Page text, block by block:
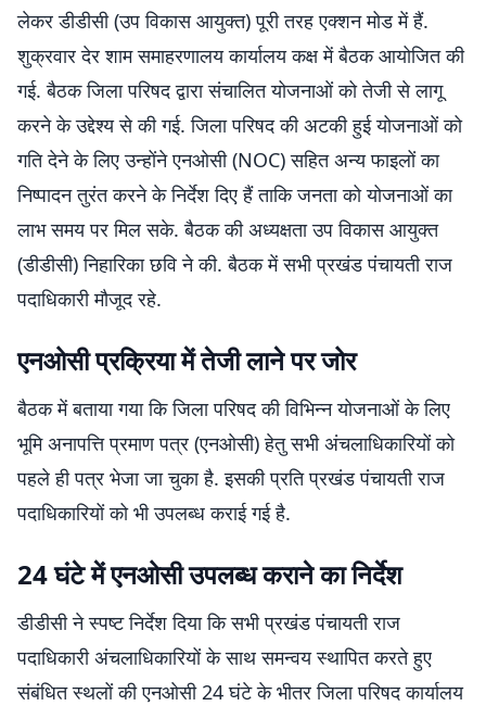
लेकर डीडीसी (उप विकास आयुक्त) पूरी तरह एक्शन मोड में हैं.
शुक्रवार देर शाम समाहरणालय कार्यालय कक्ष में बैठक आयोजित की
गई. बैठक जिला परिषद द्वारा संचालित योजनाओं को तेजी से लागू
करने के उद्देश्य से की गई. जिला परिषद की अटकी हुई योजनाओं को
गति देने के लिए उन्होंने एनओसी (NOC) सहित अन्य फाइलों का
निष्पादन तुरंत करने के निर्देश दिए हैं ताकि जनता को योजनाओं का
लाभ समय पर मिल सके. बैठक की अध्यक्षता उप विकास आयुक्त
(डीडीसी) निहारिका छवि ने की. बैठक में सभी प्रखंड पंचायती राज
पदाधिकारी मौजूद रहे.
एनओसी प्रक्रिया में तेजी लाने पर जोर
बैठक में बताया गया कि जिला परिषद की विभिन्न योजनाओं के लिए
भूमि अनापत्ति प्रमाण पत्र (एनओसी) हेतु सभी अंचलाधिकारियों को
पहले ही पत्र भेजा जा चुका है. इसकी प्रति प्रखंड पंचायती राज
पदाधिकारियों को भी उपलब्ध कराई गई है.
24 घंटे में एनओसी उपलब्ध कराने का निर्देश
डीडीसी ने स्पष्ट निर्देश दिया कि सभी प्रखंड पंचायती राज
पदाधिकारी अंचलाधिकारियों के साथ समन्वय स्थापित करते हुए
संबंधित स्थलों की एनओसी 24 घंटे के भीतर जिला परिषद कार्यालय